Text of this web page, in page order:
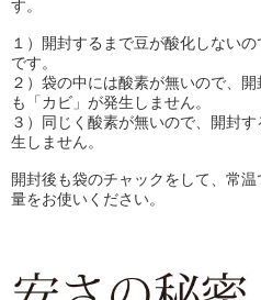
す。
１）開封するまで豆が酸化しない
です。
２）袋の中には酸素が無いので、
も「カビ」が発生しません。
３）同じく酸素が無いので、開封
生しません。
開封後も袋のチャックをして、常
量をお使いください。